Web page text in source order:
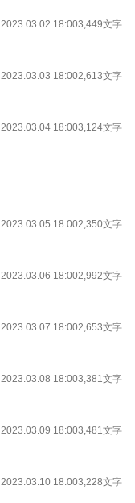
2023.03.02 18:003,449文字
2023.03.03 18:002,613文字
2023.03.04 18:003,124文字
2023.03.05 18:002,350文字
2023.03.06 18:002,992文字
2023.03.07 18:002,653文字
2023.03.08 18:003,381文字
2023.03.09 18:003,481文字
2023.03.10 18:003,228文字